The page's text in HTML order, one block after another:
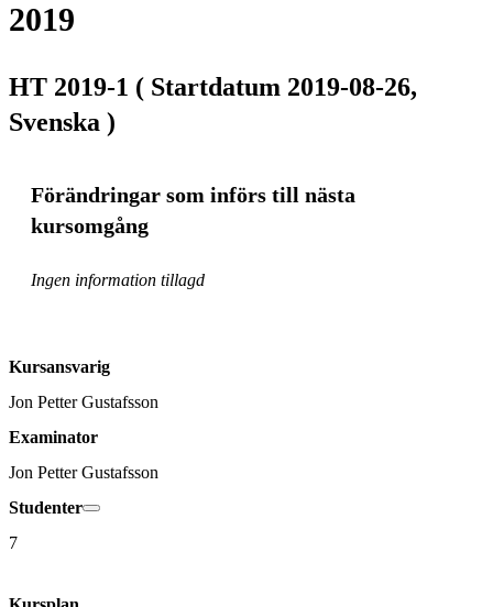
2019
HT 2019-1 ( Startdatum 2019-08-26,
Svenska )
Förändringar som införs till nästa
kursomgång
Ingen information tillagd
Kursansvarig
Jon Petter Gustafsson
Examinator
Jon Petter Gustafsson
Studenter
7